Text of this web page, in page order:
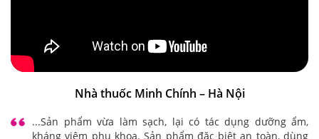
Nhà thuốc Minh Chính – Hà Nội